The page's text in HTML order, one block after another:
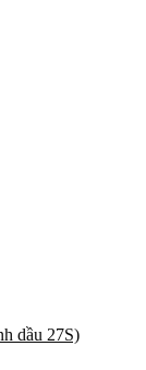
dầu 27S)